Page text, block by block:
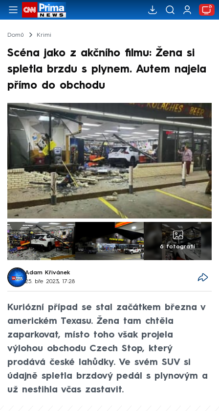
Domů Krimi
Scéna jako z akčního filmu: Žena si
spletla brzdu s plynem. Autem najela
přímo do obchodu
6 fotografií
Adam Křivánek
25. bře 2023, 17:28
Kuriózní případ se stal začátkem března v
americkém Texasu. Žena tam chtěla
zaparkovat, místo toho však projela
výlohou obchodu Czech Stop, který
prodává české lahůdky. Ve svém SUV si
údajně spletla brzdový pedál s plynovým a
už nestihla včas zastavit.